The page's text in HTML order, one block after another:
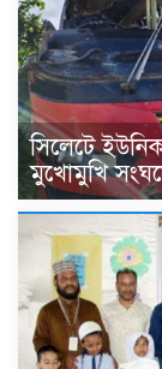
সিলেটে
মুখোমুখি